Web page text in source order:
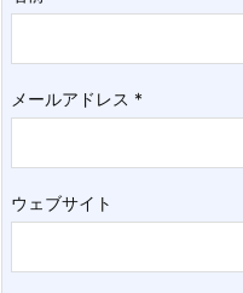
メールアドレス *
ウェブサイト